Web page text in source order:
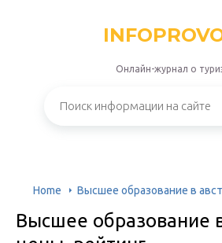
Онлайн-журнал о
Home Высшее образование в
Высшее образование